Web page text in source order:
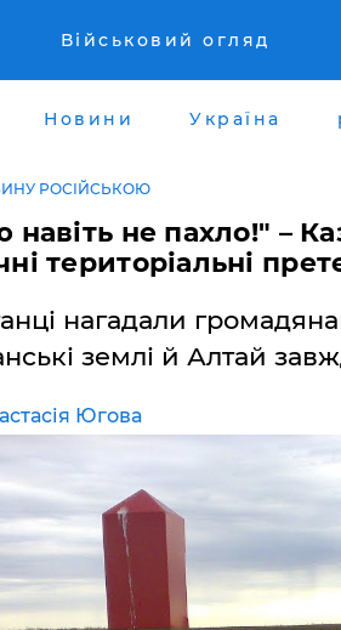
Військовий огляд
Новини Україна
РОСІЙСЬКОЮ
навіть не пахло!" –
територіальні
нагадали
землі й Алтай
Югова